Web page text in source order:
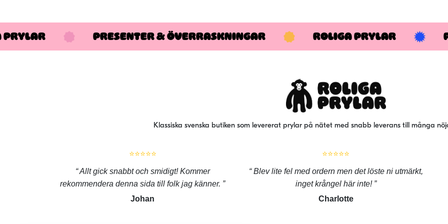
PRYLAR PRESENTER & ÖVERRASKNINGAR ROLIGA PRYLAR
Klassiska svenska butiken som levererat prylar på nätet med snabb leverans till många
⭐⭐⭐⭐⭐
Allt gick snabbt och smidigt! Kommer
rekommendera denna sida till folk jag känner.
Johan
⭐⭐⭐⭐⭐
Blev lite fel med ordern men det löste ni utmärkt,
inget krångel här inte!
Charlotte